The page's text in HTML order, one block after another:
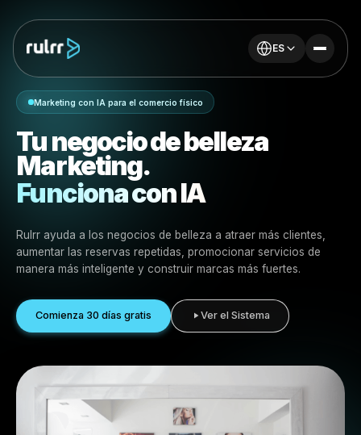
ES
Tu negocio de belleza
Marketing.
Funciona con IA
Rulrr ayuda a los negocios de belleza a atraer más
aumentar las reservas repetidas, promocionar
manera más inteligente y construir marcas más fuertes.
Comienza 30 días gratis